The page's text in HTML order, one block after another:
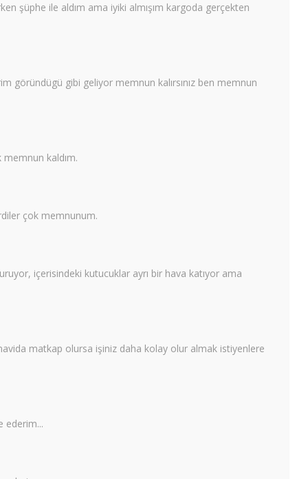
şüphe ile aldım ama iyiki almışım kargoda gerçekten
göründügü gibi geliyor memnun kalırsınız ben memnun
kaldım.
çok memnunum.
içerisindeki kutucuklar ayrı bir hava katıyor ama
matkap olursa işiniz daha kolay olur almak istiyenlere
ederim...